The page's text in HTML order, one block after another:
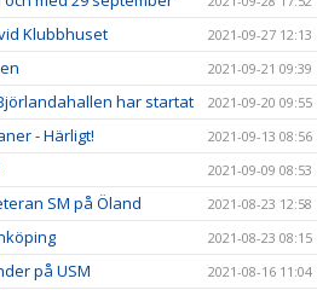
Klubbhuset 2021-09-27 12:13
2021-09-21 09:39
har startat 2021-09-20 09:55
- Härligt! 2021-09-13 08:56
2021-09-09 08:53
SM på Öland 2021-08-23 12:58
2021-08-23 08:15
på USM 2021-08-16 11:04